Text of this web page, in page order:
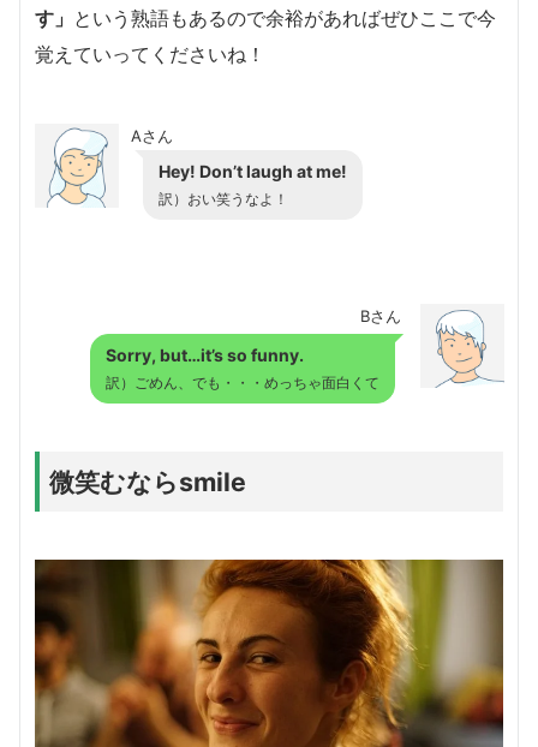
す」 という熟語もあるので余裕があればぜひここで今
覚えていってくださいね！
Aさん
Hey! Don’t laugh at me!
訳）おい笑うなよ！
Bさん
Sorry, but…it’s so funny.
訳）ごめん、でも・・・めっちゃ面白くて
微笑むならsmile